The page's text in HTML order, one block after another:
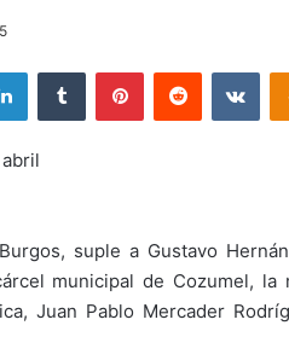
LinkedInTumblr PinterestReddit
suple a Gustavo
municipal de Cozumel,
Juan Pablo Mercader